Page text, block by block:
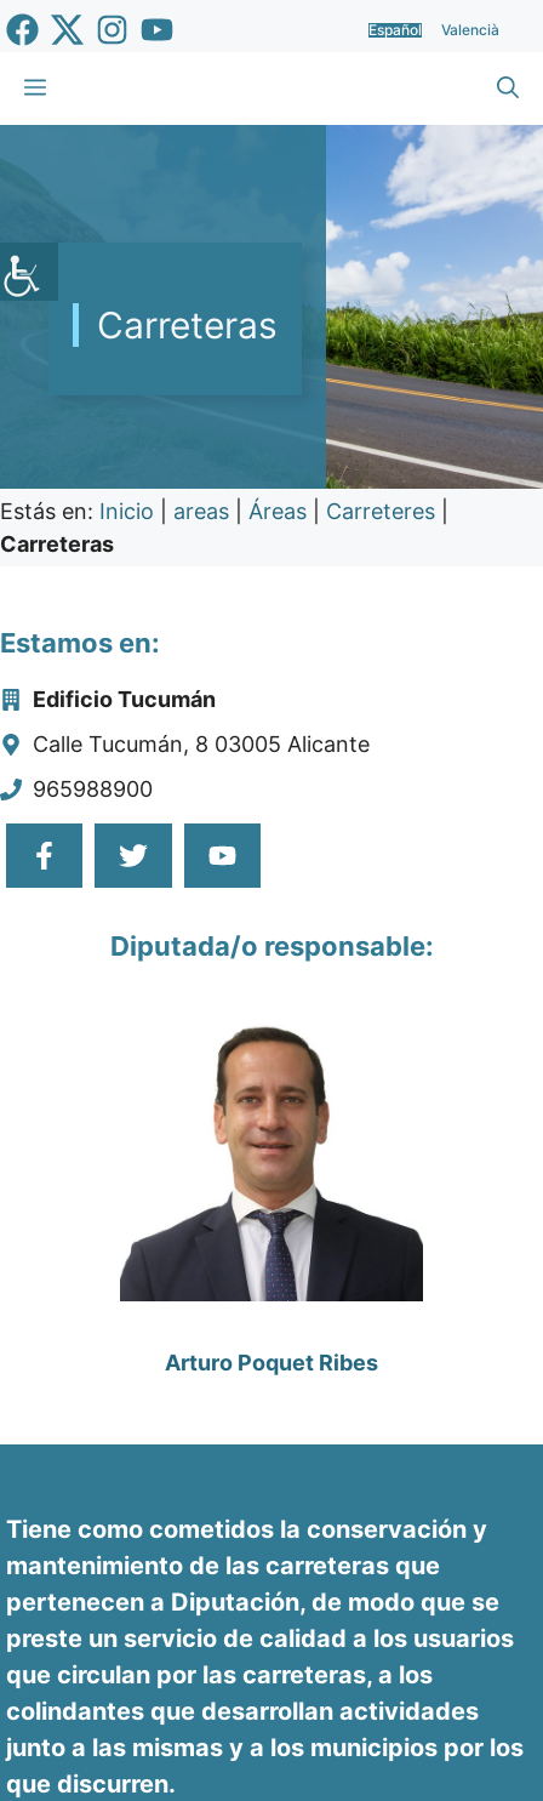
Saltar
al
contenido
Español Valencià
Menú
Carreteras
Estás en: Inicio areas Áreas Carreteres
Carreteras
Estamos en:
Edificio Tucumán
Calle Tucumán, 8 03005 Alicante
965988900
Diputada/o responsable:
Arturo Poquet Ribes
Tiene como cometidos la conservación y
mantenimiento de las carreteras que
pertenecen a Diputación, de modo que se
preste un servicio de calidad a los usuarios
que circulan por las carreteras, a los
colindantes que desarrollan actividades
junto a las mismas y a los municipios por los
que discurren.